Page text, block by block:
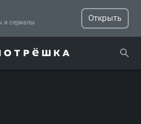
ТВ, фильмы и сериалы
Открыть